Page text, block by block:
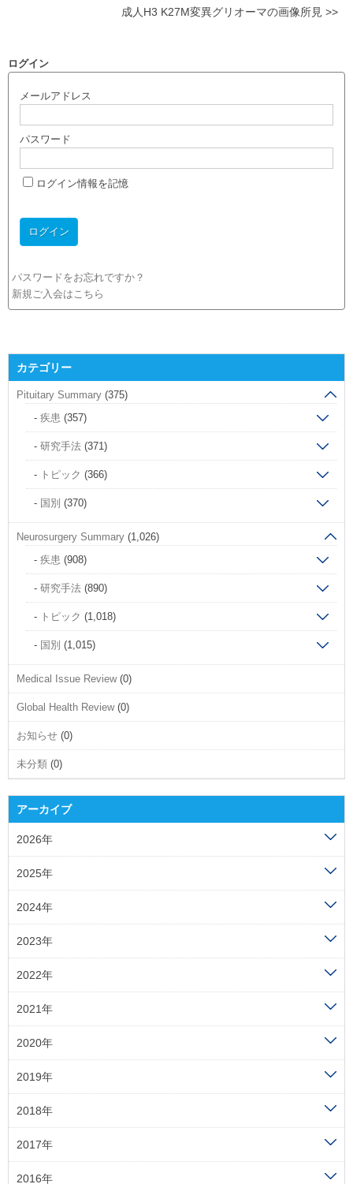
成人H3 K27M変異グリオーマの画像所見 >>
ログイン
メールアドレス
パスワード
ログイン情報を記憶
パスワードをお忘れですか？
新規ご入会はこちら
カテゴリー
Pituitary Summary (375)
疾患 (357)
研究手法 (371)
トピック (366)
国別 (370)
Neurosurgery Summary (1,026)
疾患 (908)
研究手法 (890)
トピック (1,018)
国別 (1,015)
Medical Issue Review(0)
Global Health Review(0)
お知らせ (0)
未分類 (0)
アーカイブ
2026年
2025年
2024年
2023年
2022年
2021年
2020年
2019年
2018年
2017年
2016年